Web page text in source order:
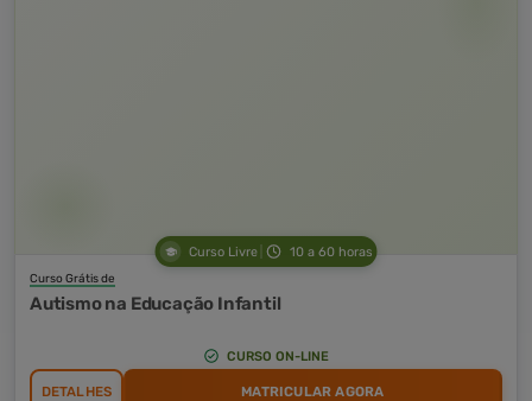
Curso Livre 10 a 60 horas
Curso Grátis de
Autismo na Educação Infantil
CURSO ON-LINE
DETALHES MATRICULAR AGORA